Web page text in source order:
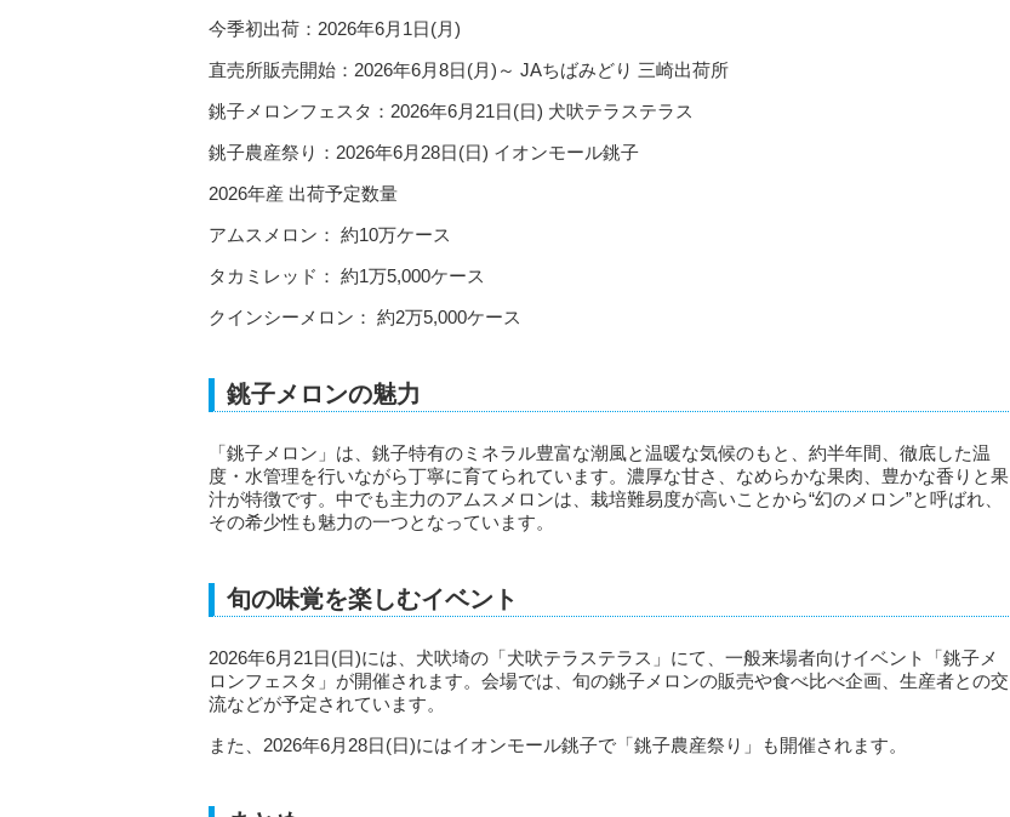
今季初出荷：2026年6月1日(月)
直売所販売開始：2026年6月8日(月)～ JAちばみどり 三崎出荷所
銚子メロンフェスタ：2026年6月21日(日) 犬吠テラステラス
銚子農産祭り：2026年6月28日(日) イオンモール銚子
2026年産 出荷予定数量
アムスメロン： 約10万ケース
タカミレッド： 約1万5,000ケース
クインシーメロン： 約2万5,000ケース
銚子メロンの魅力
「銚子メロン」は、銚子特有のミネラル豊富な潮風と温暖な気候のもと、約半年間、徹底した温
度・水管理を行いながら丁寧に育てられています。濃厚な甘さ、なめらかな果肉、豊かな香りと果
汁が特徴です。中でも主力のアムスメロンは、栽培難易度が高いことから“幻のメロン”と呼ばれ、
その希少性も魅力の一つとなっています。
旬の味覚を楽しむイベント
2026年6月21日(日)には、犬吠埼の「犬吠テラステラス」にて、一般来場者向けイベント「銚子メ
ロンフェスタ」が開催されます。会場では、旬の銚子メロンの販売や食べ比べ企画、生産者との交
流などが予定されています。
また、2026年6月28日(日)にはイオンモール銚子で「銚子農産祭り」も開催されます。